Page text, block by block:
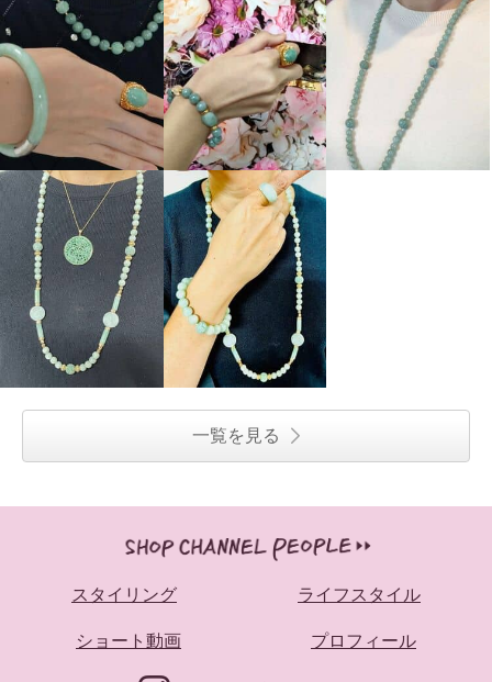
一覧を見る
スタイリング ライフスタイル
ショート動画 プロフィール